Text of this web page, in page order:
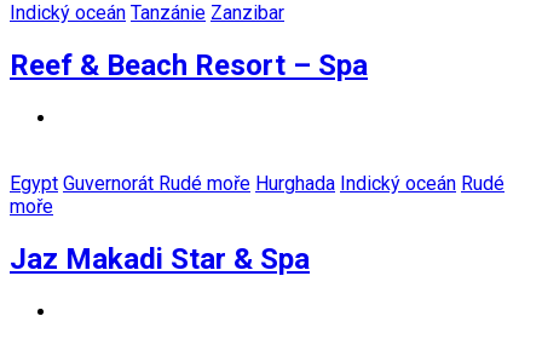
Indický oceán Tanzánie Zanzibar
Reef & Beach Resort – Spa
Egypt Guvernorát Rudé moře Hurghada Indický oceán Rudé
moře
Jaz Makadi Star & Spa